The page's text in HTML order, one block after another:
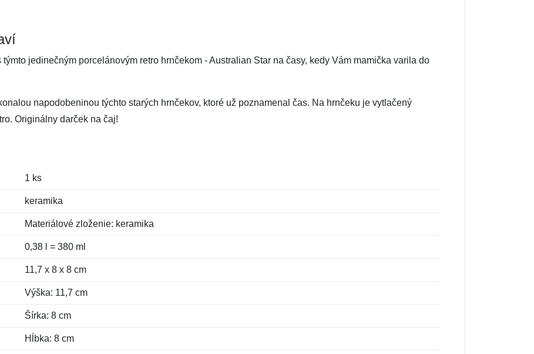
jedinečným porcelánovým retro hrnčekom - Australian Star na časy, kedy Vám mamička varila do
napodobeninou týchto starých hrnčekov, ktoré už poznamenal čas. Na hrnčeku je vytlačený
Originálny darček na čaj!
1 ks
keramika
Materiálové zloženie: keramika
0,38 l = 380 ml
11,7 x 8 x 8 cm
Výška: 11,7 cm
Šírka: 8 cm
Hĺbka: 8 cm